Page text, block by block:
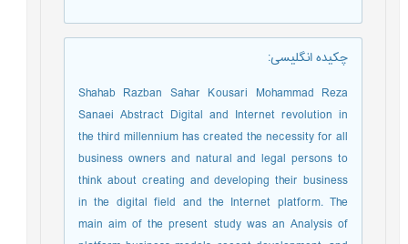
چکیده انگلیسی:
Shahab Razban Sahar Kousari Mohammad Reza
Sanaei Abstract Digital and Internet revolution in
the third millennium has created the necessity for all
business owners and natural and legal persons to
think about creating and developing their business
in the digital field and the Internet platform. The
main aim of the present study was an Analysis of